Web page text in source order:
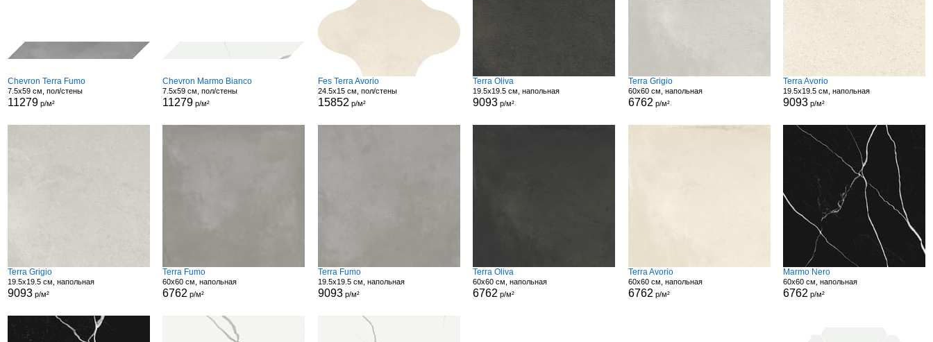
Chevron Terra Fumo
7.5x59 см, пол/стены
11279р/м²
Chevron Marmo Bianco
7.5x59 см, пол/стены
11279 р/м²
Fes Terra Avorio
24.5x15 см, пол/стены
15852 р/м²
Terra Oliva
19.5x19.5 см, напольная
9093 р/м²
Terra Grigio
60x60 см, напольная
6762 р/м²
Terra Avorio
19.5x19.5 см, напольная
9093 р/м²
Terra Grigio
19.5x19.5 см, напольная
9093р/м²
Terra Fumo
60x60 см, напольная
6762 р/м²
Terra Fumo
19.5x19.5 см, напольная
9093р/м²
Terra Oliva
60x60 см, напольная
6762 р/м²
Terra Avorio
60x60 см, напольная
6762 р/м²
Marmo Nero
60x60 см, напольная
6762 р/м²